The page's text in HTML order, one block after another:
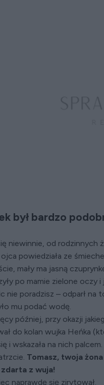
był bardzo
niewinnie, od rodzinnych
powiedziała ze
mały ma jasną
po mamie zielone oczy i
nie poradzisz – odparł na
mu podać wodę.
później, przy okazji
do kolan wujka Heńka
i wskazała na nich palcem.
Tomasz, twoja
z wuja!
naprawdę się zirytował.